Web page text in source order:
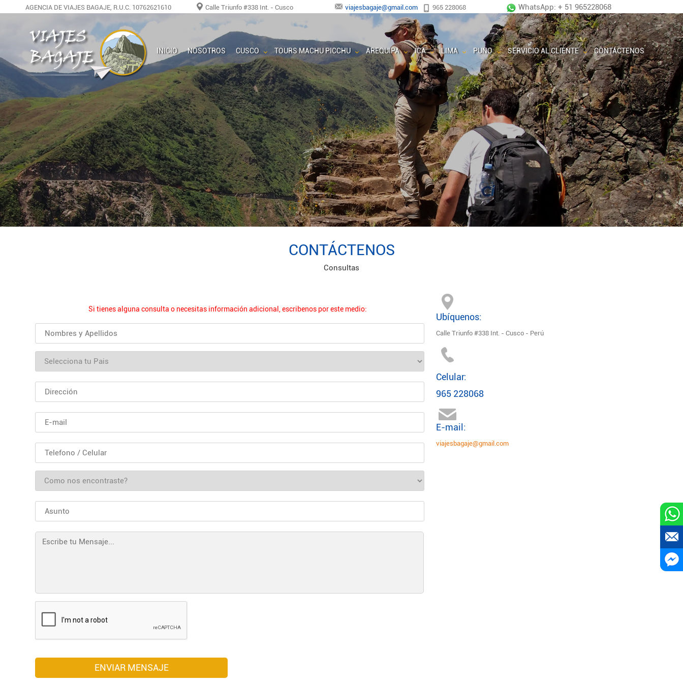
AGENCIA DE VIAJES BAGAJE, R.U.C. 10762621610 Calle Triunfo #338 Int. - Cusco viajesbagaje@gmail.com 965 228068 WhatsApp: + 51 965228068
INICIO NOSOTROS CUSCO TOURS MACHU PICCHU AREQUIPA ICA LIMA PUNO SERVICIO AL CLIENTE CONTÁCTENOS
CONTÁCTENOS
Consultas
Si tienes alguna consulta o necesitas información adicional, escribenos por este medio:
Ubíquenos:
Calle Triunfo #338 Int. - Cusco - Perú
Celular:
965 228068
E-mail:
viajesbagaje@gmail.com